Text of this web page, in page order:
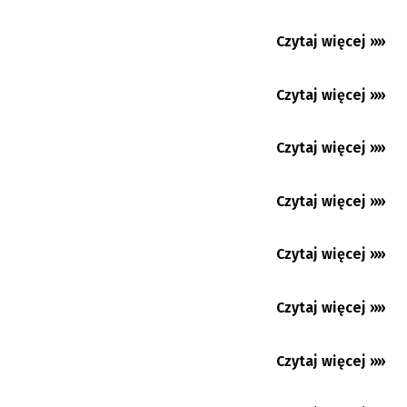
04.08.2026
Czytaj więcej »»
04.08.2026
Czytaj więcej »»
04.08.2026
Czytaj więcej »»
04.08.2026
Czytaj więcej »»
03.08.2026
W Karwinie coraz więcej zgłoszeń pod
Czytaj więcej »»
03.08.2026
Jabłonków: Językiem tego świata jest
Czytaj więcej »»
03.08.2026
Z redakcyjnej poczty: „Lato z tradycją”
Czytaj więcej »»